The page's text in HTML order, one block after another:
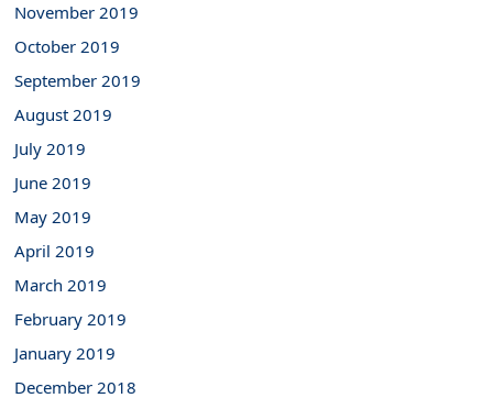
November 2019
October 2019
September 2019
August 2019
July 2019
June 2019
May 2019
April 2019
March 2019
February 2019
January 2019
December 2018